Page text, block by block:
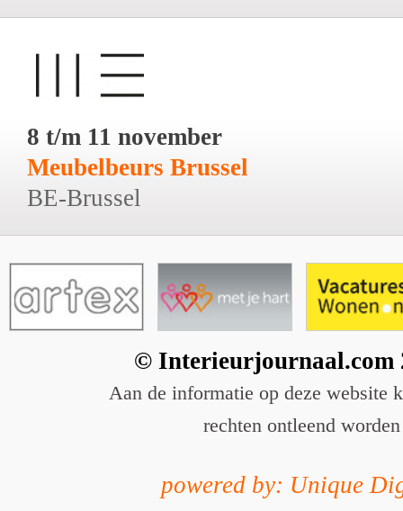
8 t/m 11 november
Meubelbeurs Brussel
BE-Brussel
© Interieurjournaal.com
Aan de informatie op deze website
rechten ontleend worden
powered by: Unique